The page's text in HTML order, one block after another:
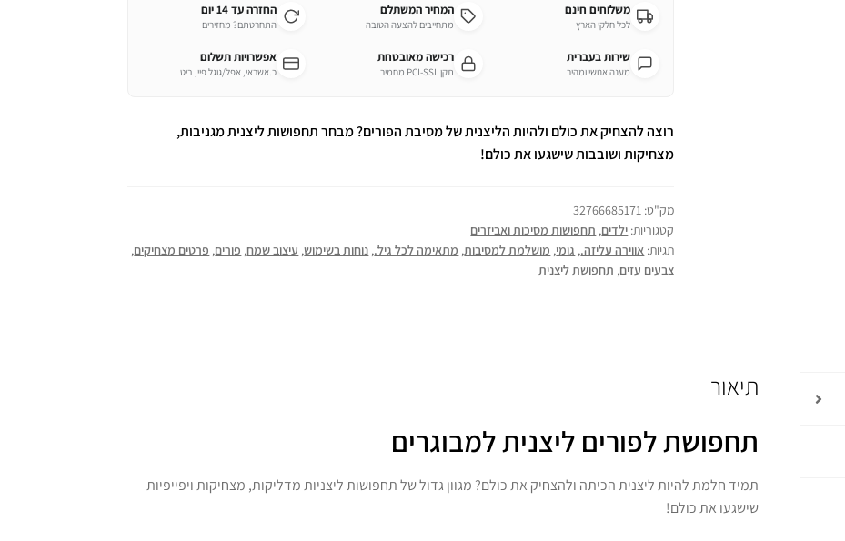
משלוחים חינם
לכל חלקי הארץ
המחיר המשתלם
מתחייבים להצעה הטובה
החזרה עד 14 יום
התחרטתם? מחזירים
שירות בעברית
מענה אנושי ומהיר
רכישה מאובטחת
תקן PCI-SSL מחמיר
אפשרויות תשלום
כ.אשראי, אפל/גוגל פיי, ביט
רוצה להצחיק את כולם ולהיות הליצנית של מסיבת הפורים? מבחר תחפושות ליצנית מגניבות,
מצחיקות ושובבות שישגעו את כולם!
מק"ט: 32766685171
קטגוריות: ילדים, תחפושות מסיכות ואביזרים
תגיות: אווירה עליזה., גומי, מושלמת למסיבות, מתאימה לכל גיל., נוחות בשימוש, עיצוב שמח, פורים, פרטים מצחיקים,
צבעים עזים, תחפושת ליצנית
תיאור
תחפושת לפורים ליצנית למבוגרים
תמיד חלמת להיות ליצנית הכיתה ולהצחיק את כולם? מגוון גדול של תחפושות ליצניות מדליקות, מצחיקות ויפייפיות
שישגעו את כולם!